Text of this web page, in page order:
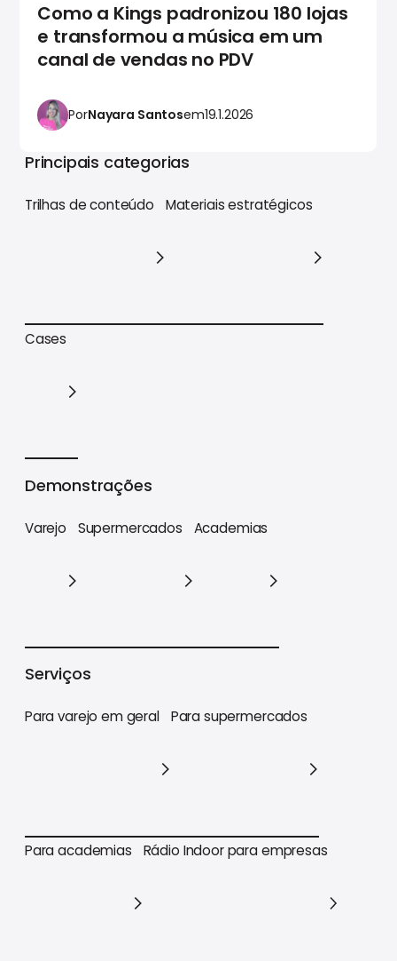
Como a Kings padronizou 180 lojas
e transformou a música em um
canal de vendas no PDV
PorNayara Santosem19.1.2026
Principais categorias
Trilhas de conteúdo
Trilhas de conteúdo
Materiais estratégicos
Cases
Demonstrações
Varejo Supermercados Academias
Serviços
Para varejo em geral
Para varejo em geral
Para supermercados
Para supermercados
Para academias Rádio Indoor para empresas